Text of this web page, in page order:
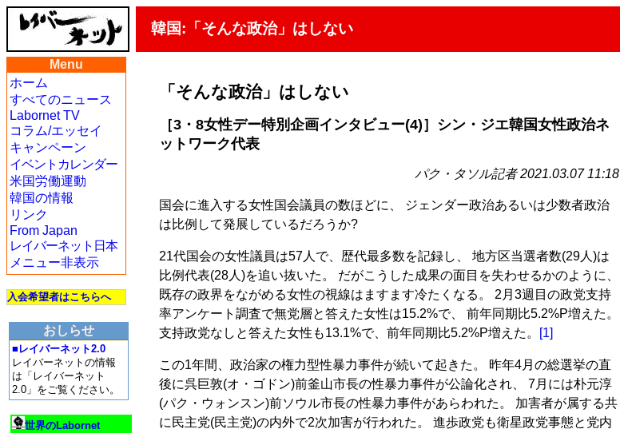
韓国:「そんな政治」はしない
Menu
ホーム
すべてのニュース
Labornet TV
コラム/エッセイ
キャンペーン
イベントカレンダー
米国労働運動
韓国の情報
リンク
From Japan
レイバーネット日本
メニュー非表示
入会希望者はこちらへ
おしらせ
■レイバーネット2.0
レイバーネットの情報
は「レイバーネット
2.0」をご覧ください。
世界のLabornet
「そんな政治」はしない
［3・8女性デー特別企画インタビュー(4)］シン・ジエ韓国女性政治ネ
ットワーク代表
パク・タソル記者 2021.03.07 11:18
国会に進入する女性国会議員の数ほどに、 ジェンダー政治あるいは少数者政治
は比例して発展しているだろうか?
21代国会の女性議員は57人で、歴代最多数を記録し、 地方区当選者数(29人)は
比例代表(28人)を追い抜いた。 だがこうした成果の面目を失わせるかのように、
既存の政界をながめる女性の視線はますます冷たくなる。 2月3週目の政党支持
率アンケート調査で無党層と答えた女性は15.2%で、 前年同期比5.2%P増えた。
支持政党なしと答えた女性も13.1%で、前年同期比5.2%P増えた。 [1]
この1年間、政治家の権力型性暴力事件が続いて起きた。 昨年4月の総選挙の直
後に呉巨敦(オ・ゴドン)前釜山市長の性暴力事件が公論化され、 7月には朴元淳
(パク・ウォンスン)前ソウル市長の性暴力事件があらわれた。 加害者が属する共
に民主党(民主党)の内外で2次加害が行われた。 進歩政党も衛星政党事態と党内